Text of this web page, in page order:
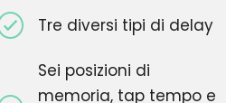
Tre diversi tipi di delay
Sei posizioni di
memoria, tap tempo e